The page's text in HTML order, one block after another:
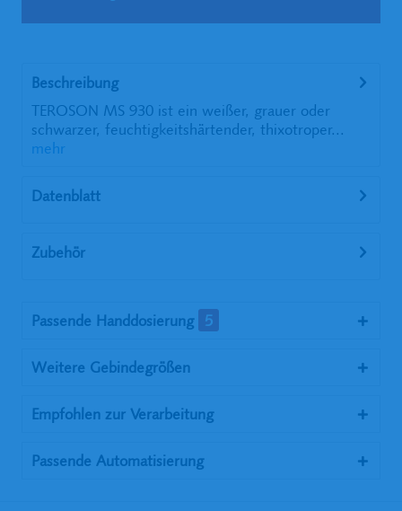
Beschreibung
TEROSON MS 930 ist ein weißer, grauer oder
schwarzer, feuchtigkeitshärtender, thixotroper...
mehr
Datenblatt
Zubehör
Passende Handdosierung 5
Weitere Gebindegrößen
Empfohlen zur Verarbeitung
Passende Automatisierung